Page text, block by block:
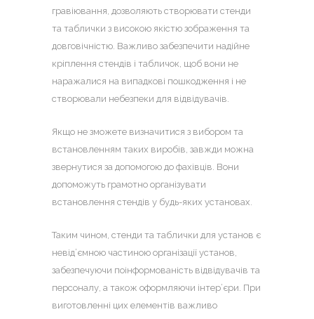
гравіювання, дозволяють створювати стенди
та таблички з високою якістю зображення та
довговічністю. Важливо забезпечити надійне
кріплення стендів і табличок, щоб вони не
наражалися на випадкові пошкодження і не
створювали небезпеки для відвідувачів.
Якщо не зможете визначитися з вибором та
встановленням таких виробів, завжди можна
звернутися за допомогою до фахівців. Вони
допоможуть грамотно організувати
встановлення стендів у будь-яких установах.
Таким чином, стенди та таблички для установ є
невід’ємною частиною організації установ,
забезпечуючи поінформованість відвідувачів та
персоналу, а також оформляючи інтер’єри. При
виготовленні цих елементів важливо